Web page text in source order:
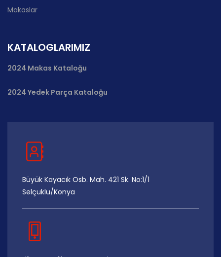
Makaslar
KATALOGLARIMIZ
2024 Makas Kataloğu
2024 Yedek Parça Kataloğu
Büyük Kayacık Osb. Mah. 421 Sk. No:1/1
Selçuklu/Konya